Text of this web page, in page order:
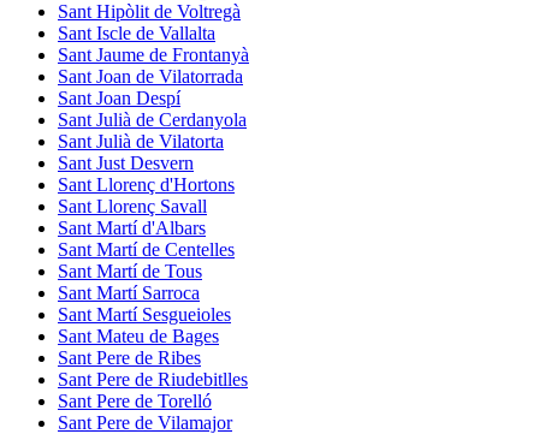
Sant Hipòlit de Voltregà
Sant Iscle de Vallalta
Sant Jaume de Frontanyà
Sant Joan de Vilatorrada
Sant Joan Despí
Sant Julià de Cerdanyola
Sant Julià de Vilatorta
Sant Just Desvern
Sant Llorenç d'Hortons
Sant Llorenç Savall
Sant Martí d'Albars
Sant Martí de Centelles
Sant Martí de Tous
Sant Martí Sarroca
Sant Martí Sesgueioles
Sant Mateu de Bages
Sant Pere de Ribes
Sant Pere de Riudebitlles
Sant Pere de Torelló
Sant Pere de Vilamajor